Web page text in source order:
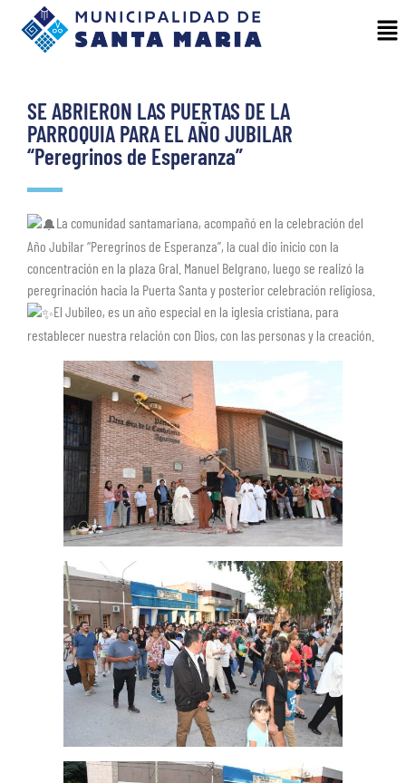
SE ABRIERON LAS PUERTAS DE LA
PARROQUIA PARA EL AÑO JUBILAR
“Peregrinos de Esperanza”
La comunidad santamariana, acompañó en la celebración del
Año Jubilar “Peregrinos de Esperanza”, la cual dio inicio con la
concentración en la plaza Gral. Manuel Belgrano, luego se realizó la
peregrinación hacia la Puerta Santa y posterior celebración religiosa.
El Jubileo, es un año especial en la iglesia cristiana, para
restablecer nuestra relación con Dios, con las personas y la creación.